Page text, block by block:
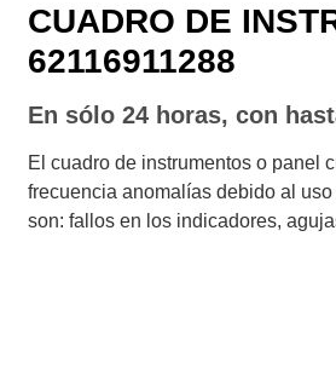
CUADRO DE
62116911288
En sólo 24 horas, con
El cuadro de instrumentos o panel
frecuencia anomalías debido al
son: fallos en los indicadores,